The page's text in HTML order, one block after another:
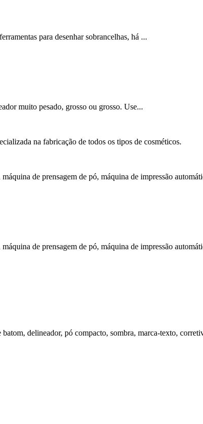
para desenhar sobrancelhas, há ...
muito pesado, grosso ou grosso. Use...
na fabricação de todos os tipos de cosméticos.
de prensagem de pó, máquina de impressão
de prensagem de pó, máquina de impressão
delineador, pó compacto, sombra, marca-texto,